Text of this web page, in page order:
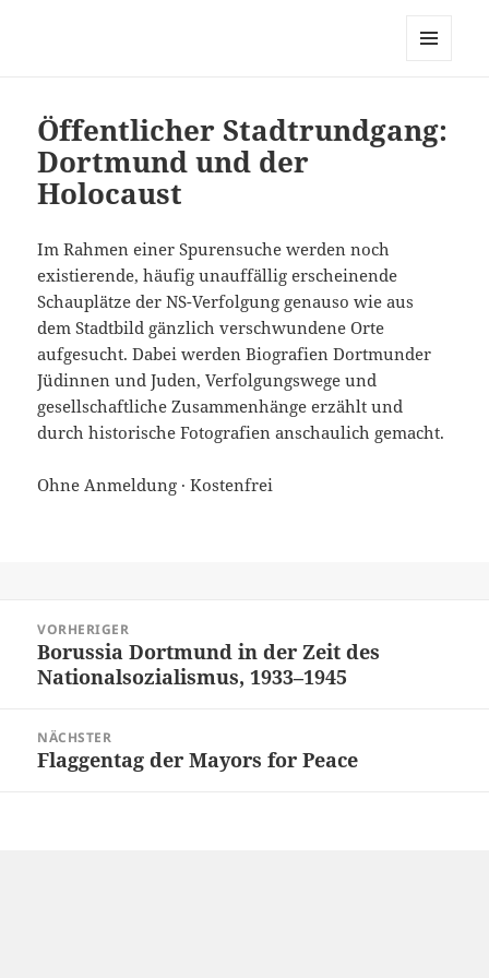
Öffentlicher Stadtrundgang:
Dortmund und der
Holocaust
Im Rahmen einer Spurensuche werden noch
existierende, häufig unauffällig erscheinende
Schauplätze der NS-Verfolgung genauso wie aus
dem Stadtbild gänzlich verschwundene Orte
aufgesucht. Dabei werden Biografien Dortmunder
Jüdinnen und Juden, Verfolgungswege und
gesellschaftliche Zusammenhänge erzählt und
durch historische Fotografien anschaulich gemacht.
Ohne Anmeldung · Kostenfrei
VORHERIGER
Vorheriger
Beitrag:
Borussia Dortmund in der Zeit des
Nationalsozialismus, 1933–1945
NÄCHSTER
Nächster
Flaggentag der Mayors for Peace